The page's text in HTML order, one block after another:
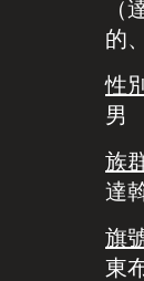
（
的
性別
男
族
達
旗
東